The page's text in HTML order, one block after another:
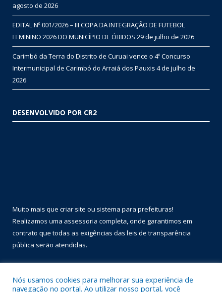
agosto de 2026
EDITAL Nº 001/2026 – III COPA DA INTEGRAÇÃO DE FUTEBOL
FEMININO 2026 DO MUNICÍPIO DE ÓBIDOS 29 de julho de 2026
Carimbó da Terra do Distrito de Curuai vence o 4º Concurso
Intermunicipal de Carimbó do Arraiá dos Pauxis 4 de julho de
2026
DESENVOLVIDO POR CR2
Muito mais que criar site ou sistema para prefeituras!
Realizamos uma assessoria completa, onde garantimos em
contrato que todas as exigências das leis de transparência
pública serão atendidas.
Nós usamos cookies para melhorar sua experiência de
navegação no portal. Ao utilizar nosso portal, você